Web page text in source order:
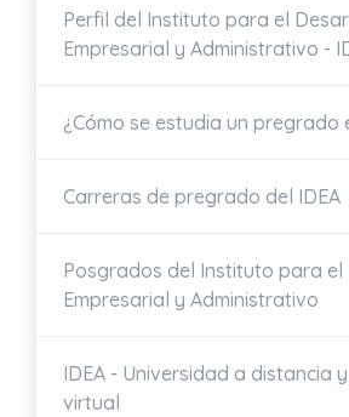
Perfil del Instituto para el
Empresarial y Administrativo -
¿Cómo se estudia un pregrado
Carreras de pregrado del IDEA
Posgrados del Instituto para el
Empresarial y Administrativo
IDEA - Universidad a distancia
virtual